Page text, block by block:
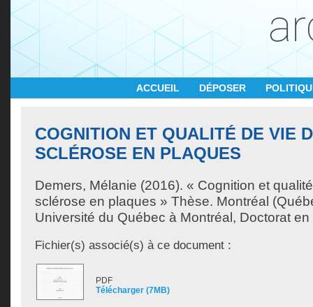
ACCUEIL DÉPOSER
COGNITION ET QUALITÉ DE VIE
SCLÉROSE EN PLAQUES
Demers, Mélanie (2016). « Cognition et
sclérose en plaques » Thèse. Montréal
Université du Québec à Montréal, Doctorat
Fichier(s) associé(s) à ce document :
PDF
Télécharger (7MB)